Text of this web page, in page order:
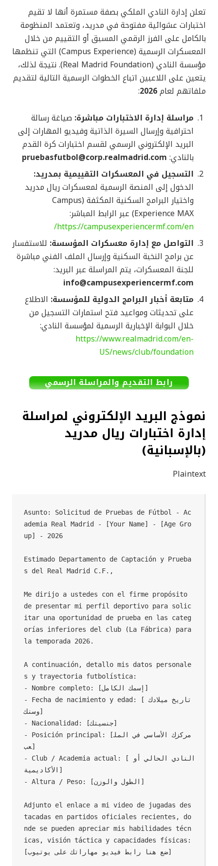
تعلن إدارة النادي الملكي بصفة مستمرة أنها لا تقيم
اختبارات عشوائية مفتوحة في مدريد، وتعتمد المنظومة
بالكامل على الفرز الرقمي المسبق أو التقييم من خلال
المعسكرات الرسمية (Campus Experience) التي تنظمها
مؤسسة النادي (Real Madrid Foundation). نتيجة لذلك،
يتعين على اللاعبين اتباع الخطوات الرسمية التالية لتقديم
ملفاتهم لعام2026
:
مراسلة إدارة الاختبارات مباشرة: صياغة رسالة
احترافية وإرسال السيرة الذاتية وفيديو المهارات إلى
البريد الإلكتروني الرسمي لقسم اختبارات كرة القدم
بالنادي: pruebasfutbol@corp.realmadrid.com
التسجيل في المعسكرات التقييمية بمدريد:
الدخول إلى المنصة الرسمية لمعسكرات ريال مدريد
واختيار البرامج السكنية المكثفة (Campus
Experience MAX) عبر الرابط المباشر:
https://campusexperiencermf.com/en/
التواصل مع إدارة معسكرات المؤسسة: للاستفسار
عن برامج النخبة السكنية وإرسال الملف الفني مباشرة
للجنة المعسكرات، يتم المراسلة عبر البريد:
info@campusexperiencermf.com
متابعة أخبار البرامج الدولية للمؤسسة: الاطلاع
على تحديثات ومواعيد فتح استمارات التسجيل من
خلال البوابة الإخبارية الرسمية لمؤسسة النادي:
https://www.realmadrid.com/en-
US/news/club/foundation
رابط التقديم والمراسلة الرسمي
نموذج البريد الإلكتروني لمراسلة
إدارة اختبارات ريال مدريد
(بالإسبانية)
Plaintext
Asunto: Solicitud de Pruebas de Fútbol - Ac
ademia Real Madrid - [Your Name] - [Age Gro
up] - 2026
Estimado Departamento de Captación y Prueba
s del Real Madrid C.F.,
Me dirijo a ustedes con el firme propósito
de presentar mi perfil deportivo para solic
itar una oportunidad de prueba en las categ
orías inferiores del club (La Fábrica) para
la temporada 2026.
A continuación, detallo mis datos personale
s y trayectoria futbolística:
- Nombre completo: [إسمك الكامل]
- Fecha de nacimiento y edad: [تاريخ ميلادك
وسنك]
- Nacionalidad: [جنسيتك]
- Posición principal: [مركزك الأساسي في المل
عب]
- Club / Academia actual: [النادي الحالي أو
الأكاديمية]
- Altura / Peso: [الطول والوزن]
Adjunto el enlace a mi video de jugadas des
tacadas en partidos oficiales recientes, do
nde se pueden apreciar mis habilidades técn
icas, visión táctica y capacidades físicas:
[ضع هنا رابط فيديو مهاراتك على يوتيوب]